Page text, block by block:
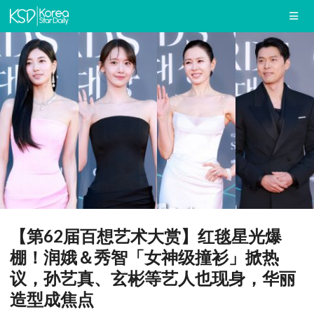
【第62届百想艺术大赏】红毯星光爆
棚！润娥＆秀智「女神级撞衫」掀热
议，孙艺真、玄彬等艺人也现身，华丽
造型成焦点